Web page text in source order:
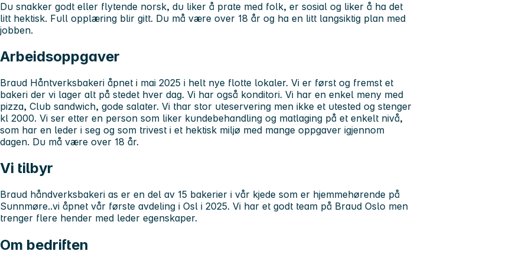
Du snakker godt eller flytende norsk, du liker å prate med folk, er sosial og liker å ha det
litt hektisk. Full opplæring blir gitt. Du må være over 18 år og ha en litt langsiktig plan med
jobben.
Arbeidsoppgaver
Braud Håntverksbakeri åpnet i mai 2025 i helt nye flotte lokaler. Vi er først og fremst et
bakeri der vi lager alt på stedet hver dag. Vi har også konditori. Vi har en enkel meny med
pizza, Club sandwich, gode salater. Vi thar stor uteservering men ikke et utested og stenger
kl 2000. Vi ser etter en person som liker kundebehandling og matlaging på et enkelt nivå,
som har en leder i seg og som trivest i et hektisk miljø med mange oppgaver igjennom
dagen. Du må være over 18 år.
Vi tilbyr
Braud håndverksbakeri as er en del av 15 bakerier i vår kjede som er hjemmehørende på
Sunnmøre..vi åpnet vår første avdeling i Osl i 2025. Vi har et godt team på Braud Oslo men
trenger flere hender med leder egenskaper.
Om bedriften